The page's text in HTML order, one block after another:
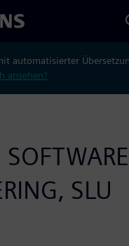
automatisierter
ansehen?
SLU